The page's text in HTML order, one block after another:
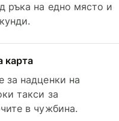
ръка на едно място и
карта
за надценки на
такси за
в чужбина.